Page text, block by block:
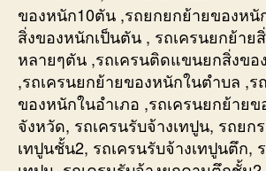
ของหนัก10ตัน ,รถยกยกย้ายของหนั
สิ่งของหนักเป็นตัน , รถเครนยกย้าย
หลายๆตัน ,รถเครนติดแขนยกสิ่งข
,รถเครนยกย้ายของหนักในตำบล ,ร
ของหนักในอำเภอ ,รถเครนยกย้าย
จังหวัด, รถเครนรับจ้างเทปูน, รถยก
เทปูนชั้น2, รถเครนรับจ้างเทปูนตึก,